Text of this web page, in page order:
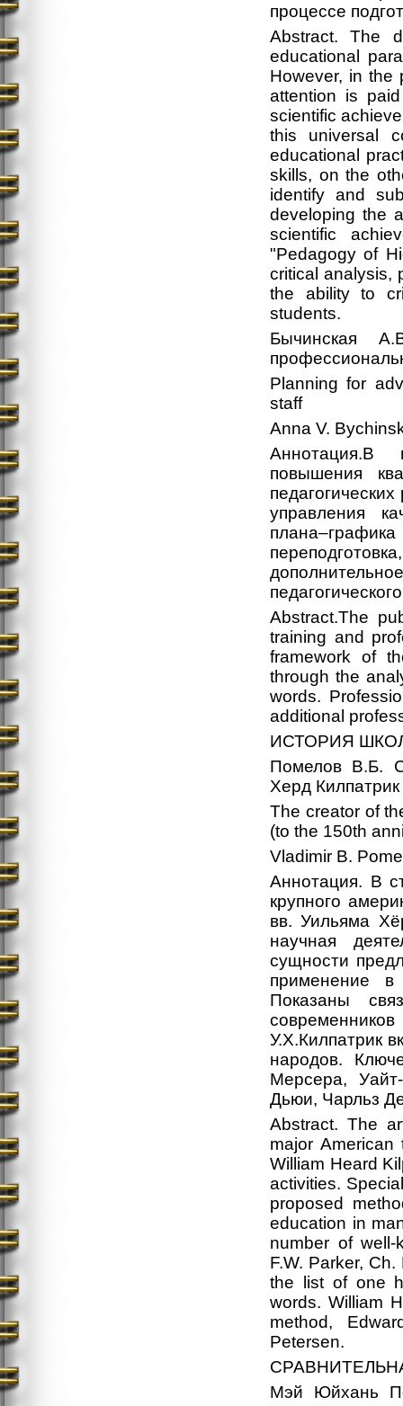
процессе
Abstract. The
educational
However, in the
attention is
scientific
this universal
educational
skills, on the
identify and
developing the
scientific
"Pedagogy of
critical analysis,
the ability to
students.
Бычинская
Planning for
staff
Anna V.
Аннотация.В
повышения
управления
Abstract.The
training and
framework of
through the
words.
additional
ИСТОРИЯ
Помелов В.Б.
Херд Килпатрик
The creator of
(to the 150th
Vladimir B.
Аннотация. В
крупного
вв. Уильяма
научная
сущности
применение в
Показаны
У.Х.Килпатрик
народов.
Мерсера,
Дьюи, Чарльз
Abstract. The
major
William Heard
activities.
proposed
education in
number of well-
F.W. Parker,
the list of one
words. William
method,
Petersen.
Мэй Юйхань